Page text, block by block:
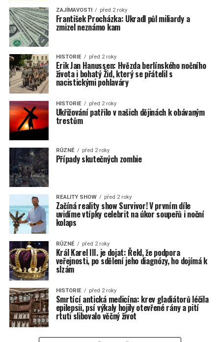
ZAJÍMAVOSTI před 2 roky
František Procházka: Ukradl půl miliardy a
zmizel neznámo kam
HISTORIE před 2 roky
Erik Jan Hanussen: Hvězda berlínského nočního
života i bohatý Žid, který se přátelil s
nacistickými pohlaváry
HISTORIE před 2 roky
Ukřižování patřilo v našich dějinách k obávaným
trestům
RŮZNÉ před 2 roky
Případy skutečných zombie
REALITY SHOW před 2 roky
Začíná reality show Survivor! V prvním díle
uvidíme vtípky celebrit na úkor soupeřů i noční
kolaps
RŮZNÉ před 2 roky
Král Karel III. je dojat: Řekl, že podpora
veřejnosti, po sdělení jeho diagnózy, ho dojímá k
slzám
HISTORIE před 2 roky
Smrtící antická medicína: krev gladiátorů léčila
epilepsii, psí výkaly hojily otevřené rány a pití
rtuti slibovalo věčný život